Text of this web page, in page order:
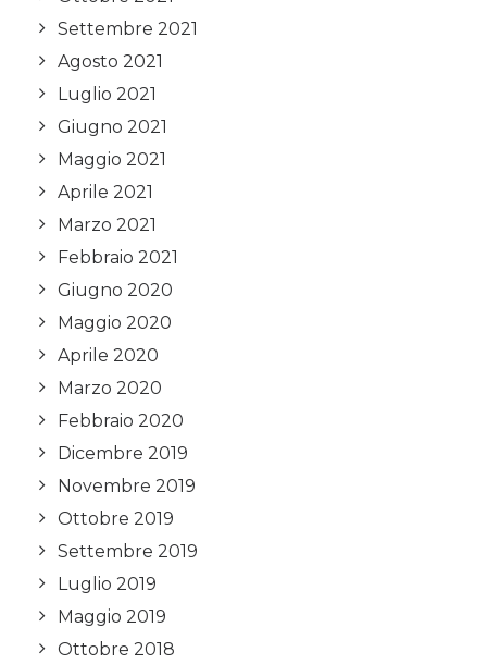
Settembre 2021
Agosto 2021
Luglio 2021
Giugno 2021
Maggio 2021
Aprile 2021
Marzo 2021
Febbraio 2021
Giugno 2020
Maggio 2020
Aprile 2020
Marzo 2020
Febbraio 2020
Dicembre 2019
Novembre 2019
Ottobre 2019
Settembre 2019
Luglio 2019
Maggio 2019
Ottobre 2018